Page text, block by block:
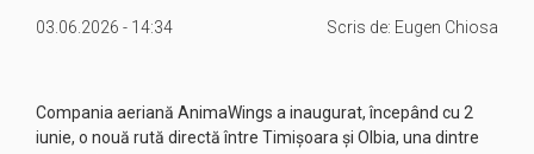
03.06.2026 - 14:34 Scris de: Eugen Chiosa
Compania aeriană AnimaWings a inaugurat, începând cu 2
iunie, o nouă rută directă între Timișoara și Olbia, una dintre